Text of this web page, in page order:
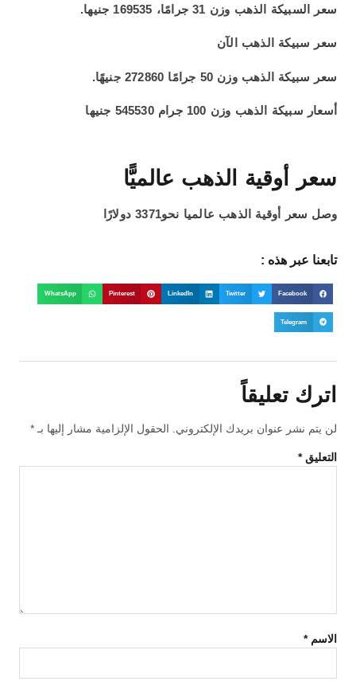
سعر السبيكة الذهب وزن 31 جرامًا، 169535 جنيها.
سعر سبيكة الذهب الآن
سعر سبيكة الذهب وزن 50 جرامًا 272860 جنيهًا.
أسعار سبيكة الذهب وزن 100 جرام 545530 جنيها
سعر أوقية الذهب عالميًّا
وصل سعر أوقية الذهب عالميا نحو3371 دولارًا
تابعنا عبر هذه :
Facebook
Twitter
LinkedIn
Pinterest
WhatsApp
Telegram
اترك تعليقاً
لن يتم نشر عنوان بريدك الإلكتروني. الحقول الإلزامية مشار إليها بـ *
التعليق*
الاسم*